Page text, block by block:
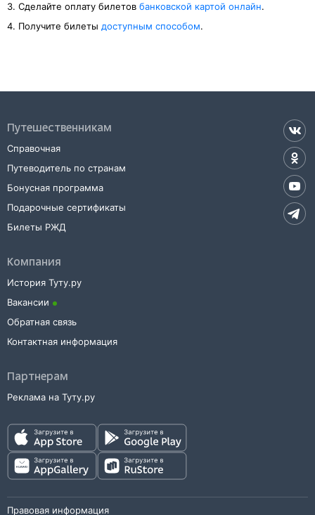
3. Cделайте оплату билетов банковской картой онлайн.
4. Получите билеты доступным способом.
Путешественникам
Справочная
Путеводитель по странам
Бонусная программа
Подарочные сертификаты
Билеты РЖД
Компания
История Туту.ру
Вакансии
Обратная связь
Контактная информация
Партнерам
Реклама на Туту.ру
Правовая информация